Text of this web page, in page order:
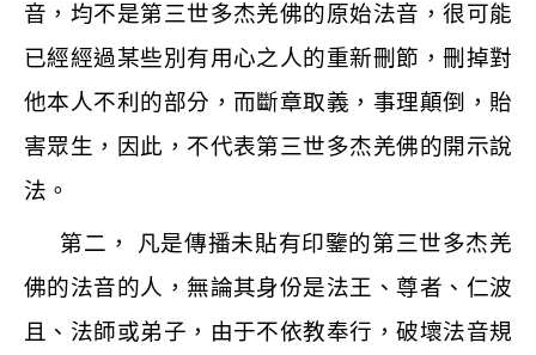
音，均不是第三世多杰羌佛的原始法音，很可能
已經經過某些別有用心之人的重新刪節，刪掉對
他本人不利的部分，而斷章取義，事理顛倒，貽
害眾生，因此，不代表第三世多杰羌佛的開示說
法。
第二， 凡是傳播未貼有印鑒的第三世多杰羌
佛的法音的人，無論其身份是法王、尊者、仁波
且、法師或弟子，由于不依教奉行，破壞法音規